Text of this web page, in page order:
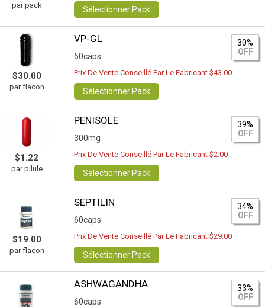
par pack Sélectionner Pack
$30.00
par flacon
VP-GL
60caps
30%
OFF
Prix De Vente Conseillé Par Le Fabricant $43.00
Sélectionner Pack
$1.22
par pilule
PENISOLE
300mg
39%
OFF
Prix De Vente Conseillé Par Le Fabricant $2.00
Sélectionner Pack
$19.00
par flacon
SEPTILIN
60caps
34%
OFF
Prix De Vente Conseillé Par Le Fabricant $29.00
Sélectionner Pack
ASHWAGANDHA
60caps
33%
OFF